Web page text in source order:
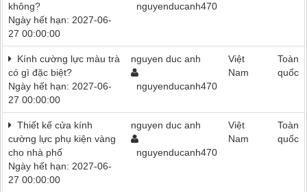
không?
Ngày hết hạn: 2027-06-
27 00:00:00
nguyenducanh470
Kính cường lực màu trà
có gì đặc biệt?
Ngày hết hạn: 2027-06-
27 00:00:00
nguyen duc anh
nguyenducanh470
Việt
Nam
Toàn
quốc
Thiết kế cửa kính
cường lực phụ kiện vàng
cho nhà phố
Ngày hết hạn: 2027-06-
27 00:00:00
nguyen duc anh
nguyenducanh470
Việt
Nam
Toàn
quốc